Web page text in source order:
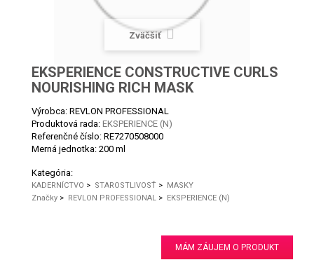
Zväčšiť
EKSPERIENCE CONSTRUCTIVE CURLS
NOURISHING RICH MASK
Výrobca: REVLON PROFESSIONAL
Produktová rada: EKSPERIENCE (N)
Referenčné číslo: RE7270508000
Merná jednotka: 200 ml
Kategória:
KADERNÍCTVO > STAROSTLIVOSŤ > MASKY
Značky > REVLON PROFESSIONAL > EKSPERIENCE (N)
MÁM ZÁUJEM O PRODUKT